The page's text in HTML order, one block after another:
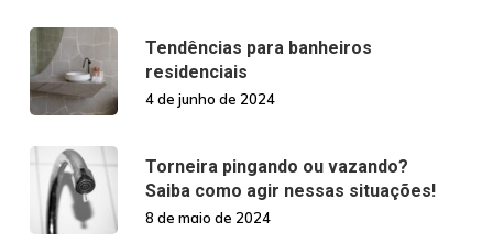
Tendências para banheiros
residenciais
4 de junho de 2024
Torneira pingando ou vazando?
Saiba como agir nessas situações!
8 de maio de 2024